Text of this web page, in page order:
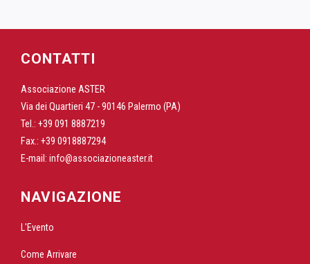
CONTATTI
Associazione ASTER
Via dei Quartieri 47 - 90146 Palermo (PA)
Tel.: +39 091 8887219
Fax.: +39 0918887294
E-mail: info@associazioneaster.it
NAVIGAZIONE
L'Evento
Come Arrivare